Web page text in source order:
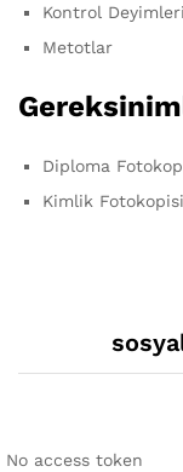
Kontrol Deyimleri
Metotlar
Diploma
Kimlik Fotokopisi
No access token